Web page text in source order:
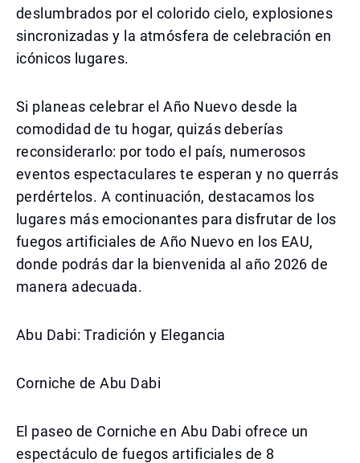
deslumbrados por el colorido cielo, explosiones
sincronizadas y la atmósfera de celebración en
icónicos lugares.
Si planeas celebrar el Año Nuevo desde la
comodidad de tu hogar, quizás deberías
reconsiderarlo: por todo el país, numerosos
eventos espectaculares te esperan y no querrás
perdértelos. A continuación, destacamos los
lugares más emocionantes para disfrutar de los
fuegos artificiales de Año Nuevo en los EAU,
donde podrás dar la bienvenida al año 2026 de
manera adecuada.
Abu Dabi: Tradición y Elegancia
Corniche de Abu Dabi
El paseo de Corniche en Abu Dabi ofrece un
espectáculo de fuegos artificiales de 8